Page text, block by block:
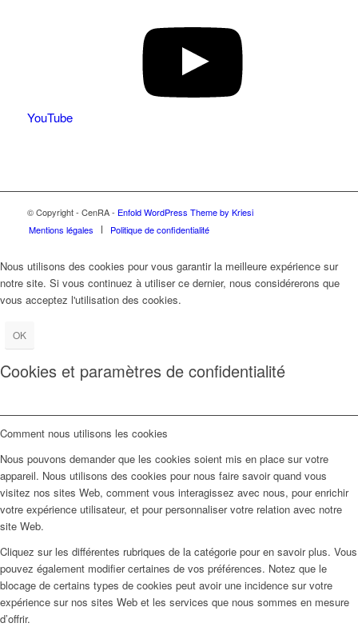
YouTube
© Copyright - CenRA - Enfold WordPress Theme by Kriesi
Mentions légales
Politique de confidentialité
Nous utilisons des cookies pour vous garantir la meilleure expérience sur
notre site. Si vous continuez à utiliser ce dernier, nous considérerons que
vous acceptez l'utilisation des cookies.
OK
Cookies et paramètres de confidentialité
Comment nous utilisons les cookies
Nous pouvons demander que les cookies soient mis en place sur votre
appareil. Nous utilisons des cookies pour nous faire savoir quand vous
visitez nos sites Web, comment vous interagissez avec nous, pour enrichir
votre expérience utilisateur, et pour personnaliser votre relation avec notre
site Web.
Cliquez sur les différentes rubriques de la catégorie pour en savoir plus. Vous
pouvez également modifier certaines de vos préférences. Notez que le
blocage de certains types de cookies peut avoir une incidence sur votre
expérience sur nos sites Web et les services que nous sommes en mesure
d’offrir.